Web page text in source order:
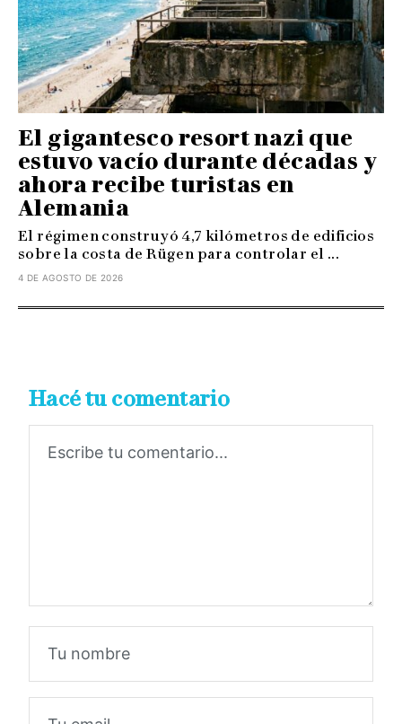
El gigantesco resort nazi que
estuvo vacío durante décadas y
ahora recibe turistas en
Alemania
El régimen construyó 4,7 kilómetros de edificios
sobre la costa de Rügen para controlar el ...
4 DE AGOSTO DE 2026
Hacé tu comentario